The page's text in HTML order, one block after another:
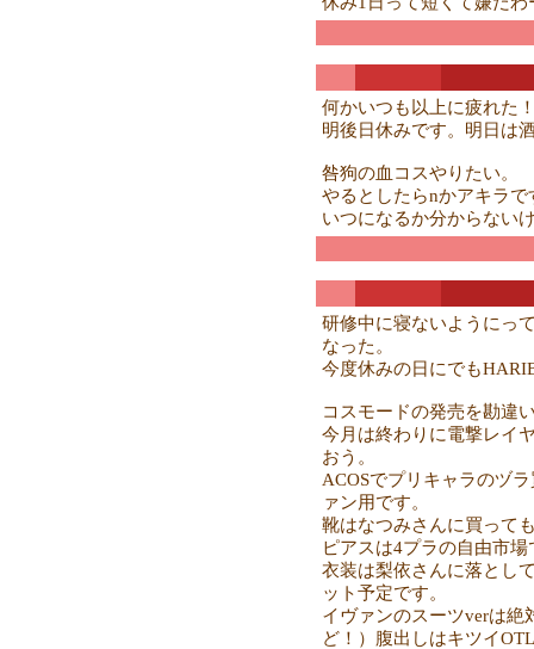
何かいつも以上に疲れた
明後日休みです。明日は
咎狗の血コスやりたい。
やるとしたらnかアキラ
いつになるか分からない
研修中に寝ないようにっ
なった。
今度休みの日にでも
コスモードの発売を勘違
今月は終わりに電撃レイ
おう。
ACOSでプリキャラのヅ
ァン用です。
靴はなつみさんに買って
ピアスは4プラの自由市
衣装は梨依さんに落とし
ット予定です。
イヴァンのスーツverは絶
ど！）腹出しはキツイOTL